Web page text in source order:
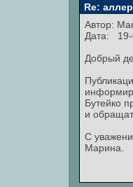
Re:
Автор:
Дата: 19-
Добрый
Бутейко
и
С
Марина.